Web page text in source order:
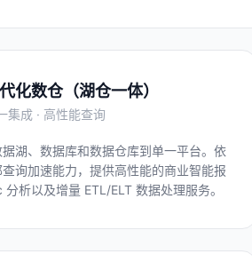
化数仓（湖仓一体）
集成 · 高性能查询
湖、数据库和数据仓库到单一平台。依
询加速能力，提供高性能的商业智能报
析以及增量 ETL/ELT 数据处理服务。